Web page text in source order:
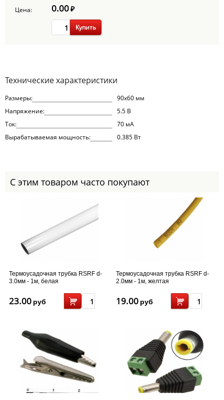
Цена:
0.00₽
Купить
Технические характеристики
Размеры:
90x60 мм
Напряжение:
5.5 В
Ток:
70 мА
Вырабатываемая мощность:
0.385 Вт
С этим товаром часто покупают
Термоусадочная трубка RSRF d-
3.0мм - 1м, белая
23.00 руб
Термоусадочная трубка RSRF d-
2.0мм - 1м, желтая
19.00 руб